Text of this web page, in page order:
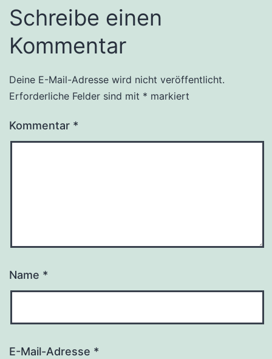
Schreibe einen
Kommentar
Deine E-Mail-Adresse wird nicht veröffentlicht.
Erforderliche Felder sind mit * markiert
Kommentar *
Name *
E-Mail-Adresse *